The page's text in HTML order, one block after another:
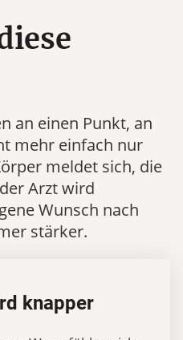
an einen Punkt, an
mehr einfach nur
meldet sich, die
Arzt wird
Wunsch nach
stärker.
knapper